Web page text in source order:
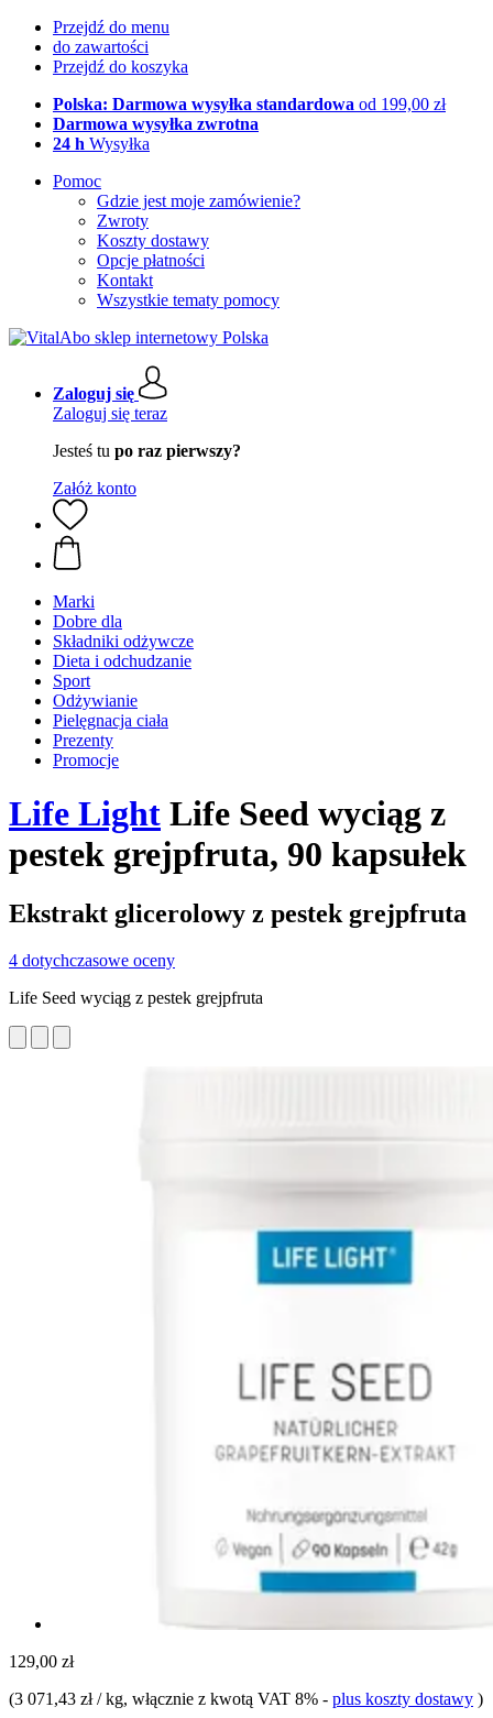
Przejdź do menu
do zawartości
Przejdź do koszyka
Polska: Darmowa wysyłka standardowa od 199,00 zł
Darmowa wysyłka zwrotna
24 h Wysyłka
Pomoc
Gdzie jest moje zamówienie?
Zwroty
Koszty dostawy
Opcje płatności
Kontakt
Wszystkie tematy pomocy
Zaloguj się
Zaloguj się teraz
Jesteś tu po raz pierwszy?
Załóż konto
Marki
Dobre dla
Składniki odżywcze
Dieta i odchudzanie
Sport
Odżywianie
Pielęgnacja ciała
Prezenty
Promocje
Life Light Life Seed wyciąg z
pestek grejpfruta, 90 kapsułek
Ekstrakt glicerolowy z pestek grejpfruta
4 dotychczasowe oceny
Life Seed wyciąg z pestek grejpfruta
129,00 zł
(3 071,43 zł / kg, włącznie z kwotą VAT 8% - plus koszty dostawy )